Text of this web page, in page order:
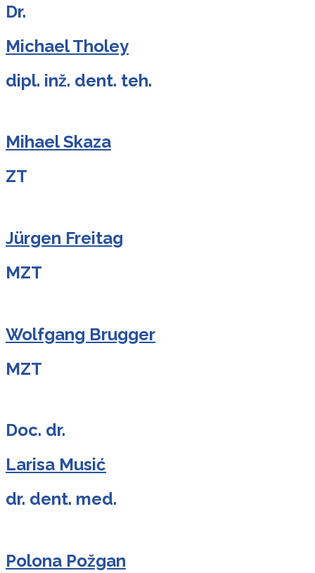
Dr.
Michael Tholey
dipl. inž. dent. teh.
Mihael Skaza
ZT
Jürgen Freitag
MZT
Wolfgang Brugger
MZT
Doc. dr.
Larisa Musić
dr. dent. med.
Polona Požgan